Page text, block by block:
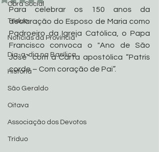
Obra Social
Tríduo
Noticias da Província
Dia-a-dia na Basílica
História
São Geraldo
Oitava
Associação dos Devotos
Tríduo
Para celebrar os 150 anos da
declaração do Esposo de Maria como
Padroeiro da Igreja Católica, o Papa
Francisco convoca o "Ano de São
José" com a Carta apostólica “Patris
corde – Com coração de Pai”.